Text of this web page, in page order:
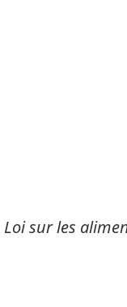
Loi sur les